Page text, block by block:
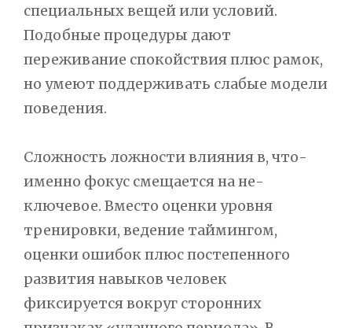
специальных вещей или условий.
Подобные процедуры дают
переживание спокойствия плюс рамок,
но умеют поддерживать слабые модели
поведения.
Сложность ложности влияния в, что-
именно фокус смещается на не-
ключевое. Вместо оценки уровня
тренировки, ведение таймингом,
оценки ошибок плюс постепенного
развития навыков человек
фиксируется вокруг сторонних